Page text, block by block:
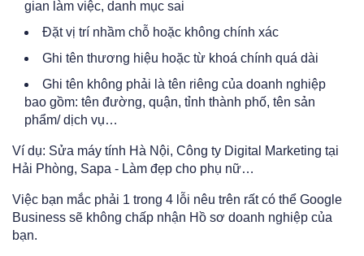
gian làm việc, danh mục sai
Đặt vị trí nhầm chỗ hoặc không chính xác
Ghi tên thương hiệu hoặc từ khoá chính quá dài
Ghi tên không phải là tên riêng của doanh nghiệp
bao gồm: tên đường, quận, tỉnh thành phố, tên sản
phẩm/ dịch vụ…
Ví dụ: Sửa máy tính Hà Nội, Công ty Digital Marketing tại
Hải Phòng, Sapa - Làm đẹp cho phụ nữ…
Việc bạn mắc phải 1 trong 4 lỗi nêu trên rất có thể Google
Business sẽ không chấp nhận Hồ sơ doanh nghiệp của
bạn.